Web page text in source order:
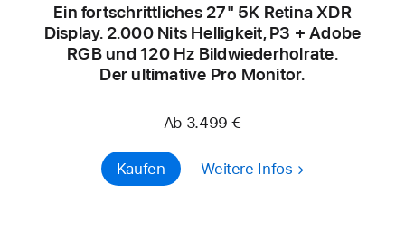
Ein fort­schritt­liches 27" 5K Retina XDR
Display. 2.000 Nits Helligkeit, P3 + Adobe
RGB und 120 Hz Bild­wieder­hol­rate.
Der ultimative Pro Monitor.
Ab 3.499 €
Kaufen Weitere Infos